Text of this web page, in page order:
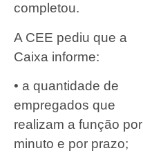
completou.
A CEE pediu que a
Caixa informe:
• a quantidade de
empregados que
realizam a função por
minuto e por prazo;